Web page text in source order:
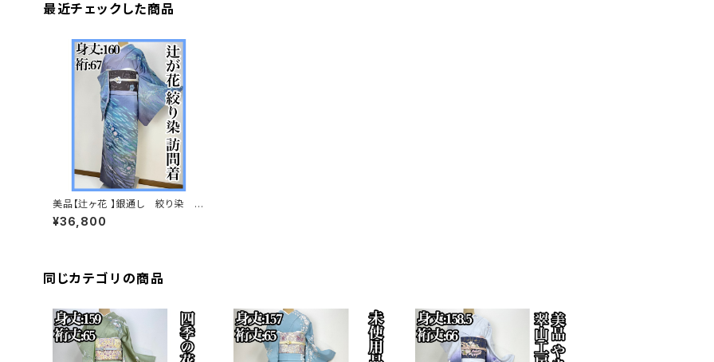
最近チェックした商品
美品【辻ヶ花 】銀通し 絞り染 訪
問着 正絹 袷 s512
¥36,800
同じカテゴリの商品